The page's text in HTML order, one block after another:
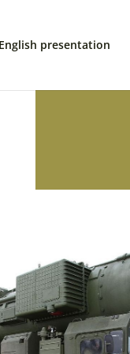
presentation